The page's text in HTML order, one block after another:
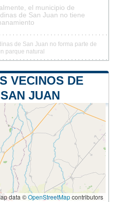
el municipio de
de San Juan no tiene
de San Juan no forma parte de
parque natural
VECINOS DE
JUAN
data ©OpenStreetMapcontributors